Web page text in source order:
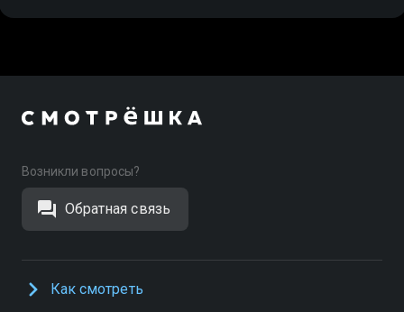
Возникли вопросы?
Обратная связь
Как смотреть